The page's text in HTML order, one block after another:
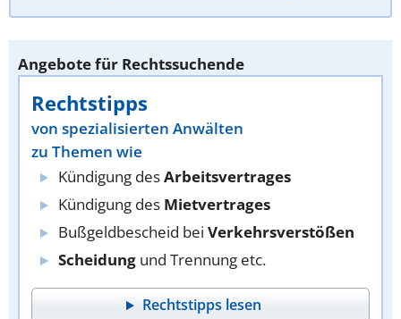
Angebote für Rechtssuchende
Rechtstipps
von spezialisierten Anwälten
zu Themen wie
Kündigung desArbeitsvertrages
Kündigung des Mietvertrages
Bußgeldbescheid bei Verkehrsverstößen
Scheidung und Trennung etc.
Rechtstipps lesen